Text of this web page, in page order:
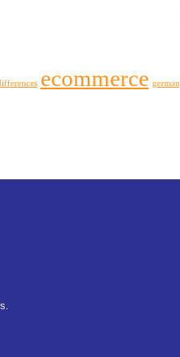
ecommerce